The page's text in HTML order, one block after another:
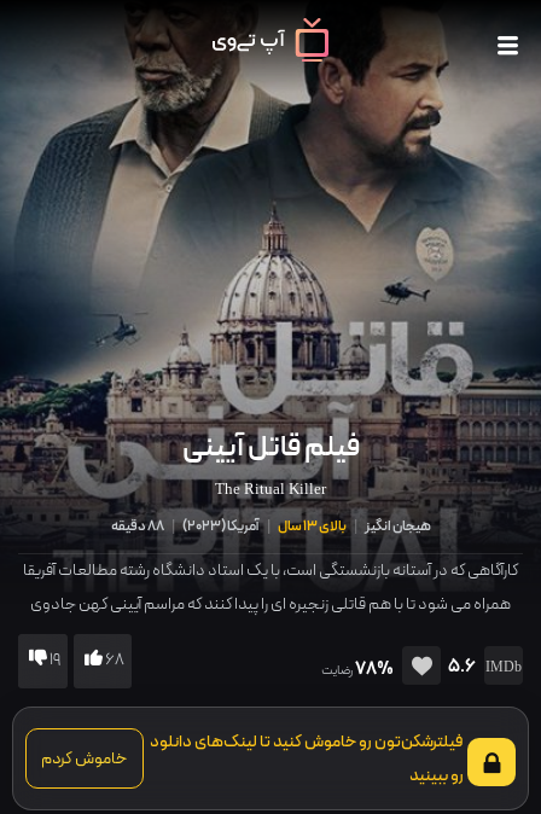
فیلم قاتل آیینی
The Ritual Killer
هیجان انگیز | بالای 13 سال | آمریکا(
2023
)
| 88 دقیقه
کارآگاهی که در آستانه بازنشستگی است، با یک استاد دانشگاه رشته مطالعات آفریقا
همراه می شود تا با هم قاتلی زنجیره ای را پیدا کنند که مراسم آیینی کهن جادوی
5.6
78%رضایت 68
19
فیلترشکن‌تون رو خاموش کنید تا لینک‌های دانلود
رو ببینید
خاموش کردم